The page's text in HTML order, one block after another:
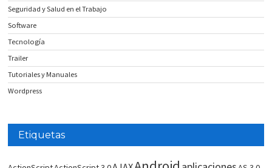
Seguridad y Salud en el Trabajo
Software
Tecnología
Trailer
Tutoriales y Manuales
Wordpress
Etiquetas